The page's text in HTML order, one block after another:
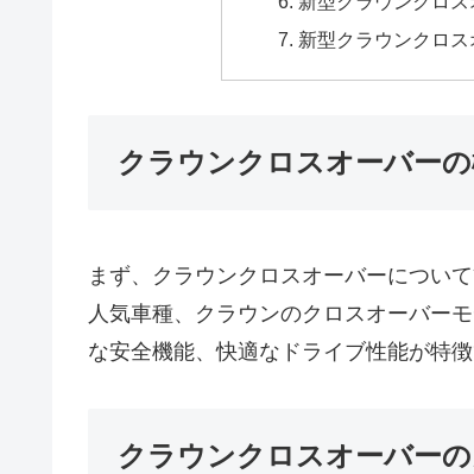
新型クラウンクロ
クラウンクロスオーバー
まず、クラウンクロスオーバーについ
人気車種、クラウンのクロスオーバー
な安全機能、快適なドライブ性能が特徴
クラウンクロスオーバー